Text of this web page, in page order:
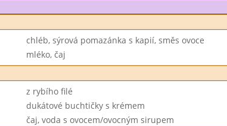
chléb, sýrová pomazánka s kapií, směs ovoce
mléko, čaj
z rybího filé
dukátové buchtičky s krémem
čaj, voda s ovocem/ovocným sirupem